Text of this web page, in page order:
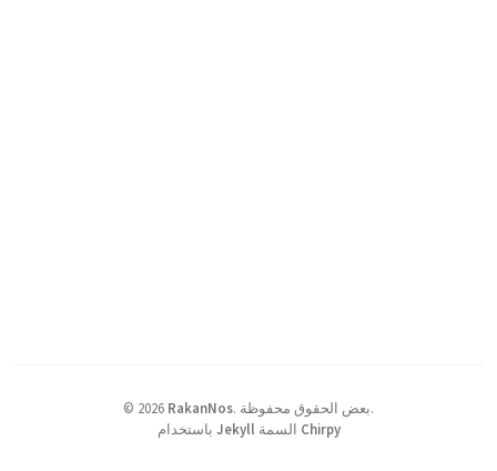
© 2026 RakanNos.
بعض الحقوق محفوظة.
Jekyll Chirpy